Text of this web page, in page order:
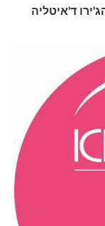
ד'איטליה